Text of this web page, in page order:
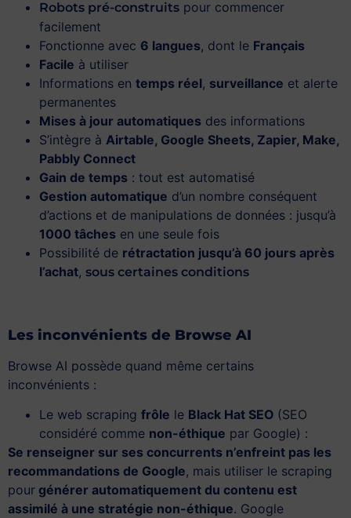
Robots pré-construits pour commencer
facilement
Fonctionne avec 6 langues, dont le Français
Facile à utiliser
Informations en temps réel, surveillance et alerte
permanentes
Mises à jour automatiques des informations
S’intègre à Airtable, Google Sheets, Zapier, Make,
Pabbly Connect
Gain de temps : tout est automatisé
Gestion automatique d’un nombre conséquent
d’actions et de manipulations de données : jusqu’à
1000 tâches en une seule fois
Possibilité de rétractation jusqu’à 60 jours après
l’achat, sous certaines conditions
Les inconvénients de Browse AI
Browse AI possède quand même certains
inconvénients :
Le web scraping frôle le Black Hat SEO (SEO
considéré comme non-éthique par Google) :
Se renseigner sur ses concurrents n’enfreint pas les
recommandations de Google, mais utiliser le scraping
pour générer automatiquement du contenu est
assimilé à une stratégie non-éthique. Google